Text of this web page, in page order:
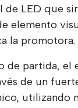
de LED que
elemento
la promotora.
de partida, el
de un
utilizando